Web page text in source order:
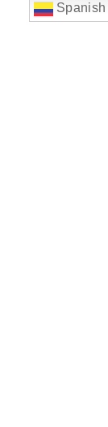
Spanish